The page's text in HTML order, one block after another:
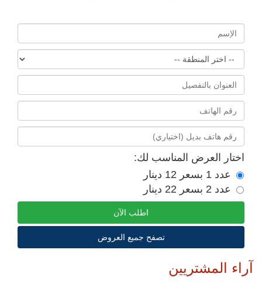
اختار العرض المناسب لك:
عدد 1 بسعر 12 دينار
عدد 2 بسعر 22 دينار
اطلب الآن
تصفح جميع العروض
آراء المشتريين